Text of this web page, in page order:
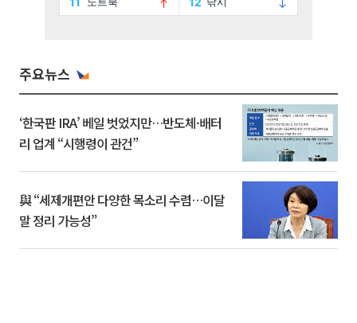
주요뉴스
‘한국판 IRA’ 베일 벗었지만…반도체·배터
리 업계 “시행령이 관건”
與 “세제개편안 다양한 목소리 수렴…이달
말 정리 가능성”